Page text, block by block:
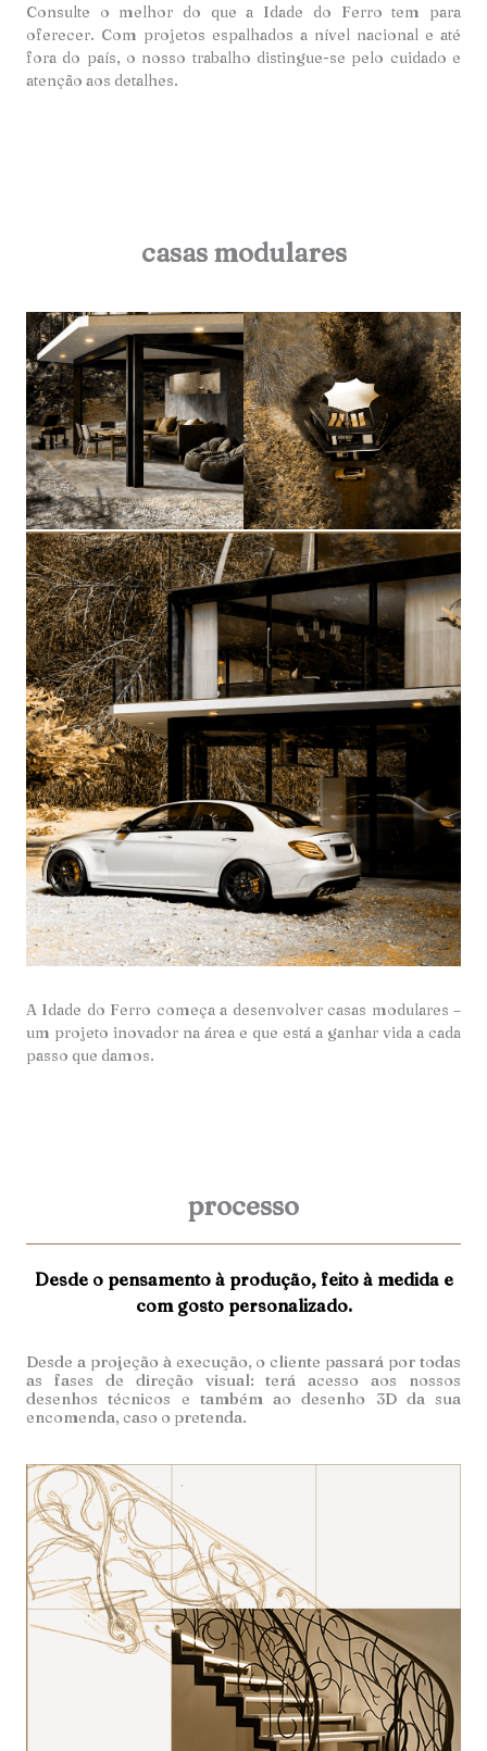
Consulte o melhor do que a Idade do Ferro tem para
oferecer. Com projetos espalhados a nível nacional e até
fora do país, o nosso trabalho distingue-se pelo cuidado e
atenção aos detalhes.
A Idade do Ferro começa a desenvolver casas modulares –
um projeto inovador na área e que está a ganhar vida a cada
passo que damos.
casas modulares
processo
Desde o pensamento à produção, feito à medida e
com gosto personalizado.
Desde a projeção à execução, o cliente passará por todas
as fases de direção visual: terá acesso aos nossos
desenhos técnicos e também ao desenho 3D da sua
encomenda, caso o pretenda.